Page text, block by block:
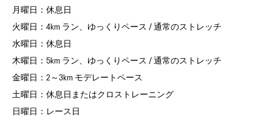
月曜日： 休息日
火曜日： 4km ラン、ゆっくりペース / 通常のストレッチ
水曜日： 休息日
木曜日： 5km ラン、ゆっくりペース / 通常のストレッチ
金曜日： 2～3km モデレートペース
土曜日： 休息日またはクロストレーニング
日曜日： レース日